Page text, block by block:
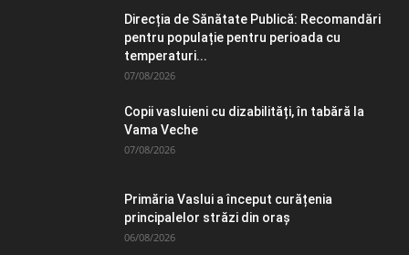
Direcția de Sănătate Publică: Recomandări
pentru populație pentru perioada cu
temperaturi...
07/08/2026
Copii vasluieni cu dizabilități, în tabără la
Vama Veche
07/08/2026
Primăria Vaslui a început curățenia
principalelor străzi din oraș
06/08/2026